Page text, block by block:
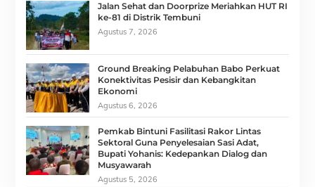
Jalan Sehat dan Doorprize Meriahkan HUT RI
ke-81 di Distrik Tembuni
Agustus 7, 2026
Ground Breaking Pelabuhan Babo Perkuat
Konektivitas Pesisir dan Kebangkitan
Ekonomi
Agustus 6, 2026
Pemkab Bintuni Fasilitasi Rakor Lintas
Sektoral Guna Penyelesaian Sasi Adat,
Bupati Yohanis: Kedepankan Dialog dan
Musyawarah
Agustus 5, 2026